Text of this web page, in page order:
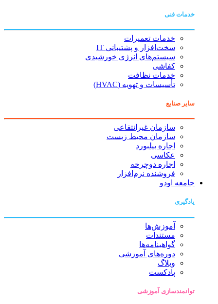
خدمات فنی
خدمات تعمیرات
سخت‌افزار و پشتیبانی IT
سیستم‌های انرژی خورشیدی
کفاشی
خدمات نظافت
تأسیسات و تهویه (HVAC)
سایر صنایع
سازمان غیرانتفاعی
سازمان محیط زیست
اجاره بیلبورد
عکاسی
اجاره دوچرخه
فروشنده نرم‌افزار
جامعه اودو
یادگیری
آموزش‌ها
مستندات
گواهینامه‌ها
دوره‌های آموزشی
وبلاگ
پادکست
توانمندسازی آموزشی